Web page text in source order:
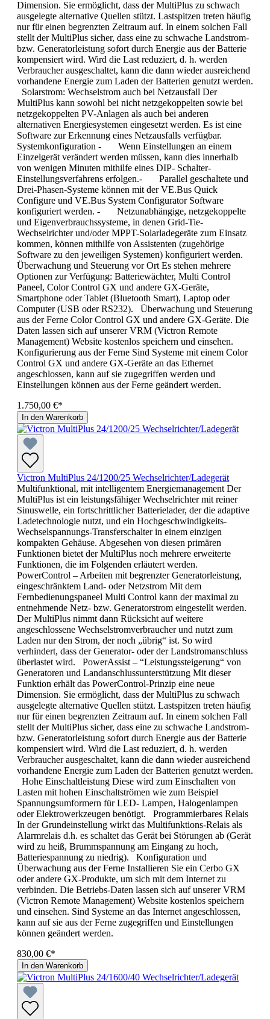
Dimension. Sie ermöglicht, dass der MultiPlus zu schwach
ausgelegte alternative Quellen stützt. Lastspitzen treten häufig
nur für einen begrenzten Zeitraum auf. In einem solchen Fall
stellt der MultiPlus sicher, dass eine zu schwache Landstrom-
bzw. Generatorleistung sofort durch Energie aus der Batterie
kompensiert wird. Wird die Last reduziert, d. h. werden
Verbraucher ausgeschaltet, kann die dann wieder ausreichend
vorhandene Energie zum Laden der Batterien genutzt werden.
Solarstrom: Wechselstrom auch bei Netzausfall Der
MultiPlus kann sowohl bei nicht netzgekoppelten sowie bei
netzgekoppelten PV-Anlagen als auch bei anderen
alternativen Energiesystemen eingesetzt werden. Es ist eine
Software zur Erkennung eines Netzausfalls verfügbar.
Systemkonfiguration - Wenn Einstellungen an einem
Einzelgerät verändert werden müssen, kann dies innerhalb
von wenigen Minuten mithilfe eines DIP- Schalter-
Einstellungsverfahrens erfolgen.- Parallel geschaltete und
Drei-Phasen-Systeme können mit der VE.Bus Quick
Configure und VE.Bus System Configurator Software
konfiguriert werden. - Netzunabhängige, netzgekoppelte
und Eigenverbrauchssysteme, in denen Grid-Tie-
Wechselrichter und/oder MPPT-Solarladegeräte zum Einsatz
kommen, können mithilfe von Assistenten (zugehörige
Software zu den jeweiligen Systemen) konfiguriert werden.
Überwachung und Steuerung vor Ort Es stehen mehrere
Optionen zur Verfügung: Batteriewächter, Multi Control
Paneel, Color Control GX und andere GX-Geräte,
Smartphone oder Tablet (Bluetooth Smart), Laptop oder
Computer (USB oder RS232). Überwachung und Steuerung
aus der Ferne Color Control GX und andere GX-Geräte. Die
Daten lassen sich auf unserer VRM (Victron Remote
Management) Website kostenlos speichern und einsehen.
Konfigurierung aus der Ferne Sind Systeme mit einem Color
Control GX und andere GX-Geräte an das Ethernet
angeschlossen, kann auf sie zugegriffen werden und
Einstellungen können aus der Ferne geändert werden.
1.750,00 €*
In den Warenkorb
Victron MultiPlus 24/1200/25 Wechselrichter/Ladegerät
Multifunktional, mit intelligentem Energiemanagement Der
MultiPlus ist ein leistungsfähiger Wechselrichter mit reiner
Sinuswelle, ein fortschrittlicher Batterielader, der die adaptive
Ladetechnologie nutzt, und ein Hochgeschwindigkeits-
Wechselspannungs-Transferschalter in einem einzigen
kompakten Gehäuse. Abgesehen von diesen primären
Funktionen bietet der MultiPlus noch mehrere erweiterte
Funktionen, die im Folgenden erläutert werden.
PowerControl – Arbeiten mit begrenzter Generatorleistung,
eingeschränktem Land- oder Netzstrom Mit dem
Fernbedienungspaneel Multi Control kann der maximal zu
entnehmende Netz- bzw. Generatorstrom eingestellt werden.
Der MultiPlus nimmt dann Rücksicht auf weitere
angeschlossene Wechselstromverbraucher und nutzt zum
Laden nur den Strom, der noch „übrig“ ist. So wird
verhindert, dass der Generator- oder der Landstromanschluss
überlastet wird. PowerAssist – “Leistungssteigerung“ von
Generatoren und Landanschlussunterstützung Mit dieser
Funktion erhält das PowerControl-Prinzip eine neue
Dimension. Sie ermöglicht, dass der MultiPlus zu schwach
ausgelegte alternative Quellen stützt. Lastspitzen treten häufig
nur für einen begrenzten Zeitraum auf. In einem solchen Fall
stellt der MultiPlus sicher, dass eine zu schwache Landstrom-
bzw. Generatorleistung sofort durch Energie aus der Batterie
kompensiert wird. Wird die Last reduziert, d. h. werden
Verbraucher ausgeschaltet, kann die dann wieder ausreichend
vorhandene Energie zum Laden der Batterien genutzt werden.
Hohe Einschaltleistung Diese wird zum Einschalten von
Lasten mit hohen Einschaltströmen wie zum Beispiel
Spannungsumformern für LED- Lampen, Halogenlampen
oder Elektrowerkzeugen benötigt. Programmierbares Relais
In der Grundeinstellung wirkt das Multifunktions-Relais als
Alarmrelais d.h. es schaltet das Gerät bei Störungen ab (Gerät
wird zu heiß, Brummspannung am Eingang zu hoch,
Batteriespannung zu niedrig). Konfiguration und
Überwachung aus der Ferne Installieren Sie ein Cerbo GX
oder andere GX-Produkte, um sich mit dem Internet zu
verbinden. Die Betriebs-Daten lassen sich auf unserer VRM
(Victron Remote Management) Website kostenlos speichern
und einsehen. Sind Systeme an das Internet angeschlossen,
kann auf sie aus der Ferne zugegriffen und Einstellungen
können geändert werden.
830,00 €*
In den Warenkorb